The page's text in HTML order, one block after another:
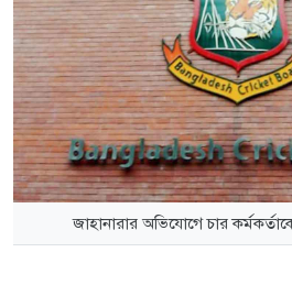
জাহানারার অভিযোগে চার